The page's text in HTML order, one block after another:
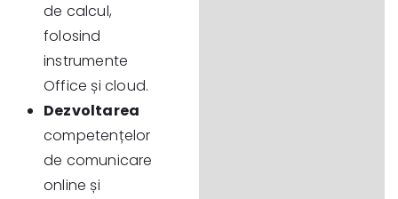
de calcul,
folosind
instrumente
Office și cloud.
Dezvoltarea
competențelor
de comunicare
online și